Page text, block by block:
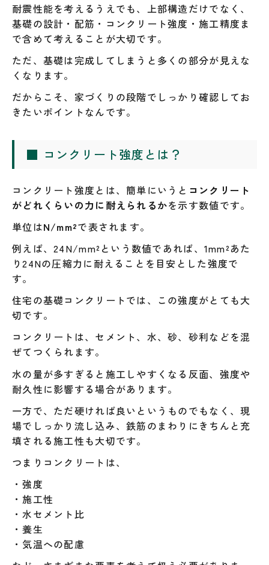
耐震性能を考えるうえでも、上部構造だけでなく、
基礎の設計・配筋・コンクリート強度・施工精度ま
で含めて考えることが大切です。
ただ、基礎は完成してしまうと多くの部分が見えな
くなります。
だからこそ、家づくりの段階でしっかり確認してお
きたいポイントなんです。
■ コンクリート強度とは？
コンクリート強度とは、簡単にいうと コンクリート
がどれくらいの力に耐えられるかを示す数値です。
単位はN/mm²で表されます。
例えば、24N/mm²という数値であれば、1mm²あた
り24Nの圧縮力に耐えることを目安とした強度で
す。
住宅の基礎コンクリートでは、この強度がとても大
切です。
コンクリートは、セメント、水、砂、砂利などを混
ぜてつくられます。
水の量が多すぎると施工しやすくなる反面、強度や
耐久性に影響する場合があります。
一方で、ただ硬ければ良いというものでもなく、現
場でしっかり流し込み、鉄筋のまわりにきちんと充
填される施工性も大切です。
つまりコンクリートは、
・強度
・施工性
・水セメント比
・養生
・気温への配慮